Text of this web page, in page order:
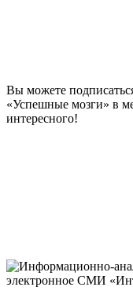
Вы можете
«Успешные мозги» в
интересного!